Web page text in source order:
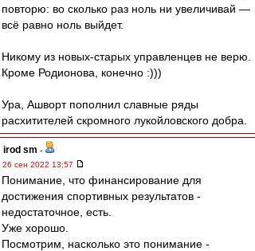
повторю: во сколько раз ноль ни увеличивай —
всё равно ноль выйдет.
Никому из новых-старых управленцев не верю.
Кроме Родионова, конечно :)))
Ура, Ашворт пополнил славные ряды
расхитителей скромного лукойловского добра.
irod sm -
26 сен 2022 13:57
Понимание, что финансирование для
достижения спортивных результатов -
недостаточное, есть.
Уже хорошо.
Посмотрим, насколько это понимание -